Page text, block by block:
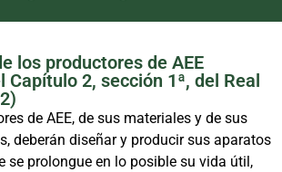
los productores de AEE
Capítulo 2, sección 1ª, del Real
de AEE, de sus materiales y de sus
deberán diseñar y producir sus aparatos
se prolongue en lo posible su vida útil,